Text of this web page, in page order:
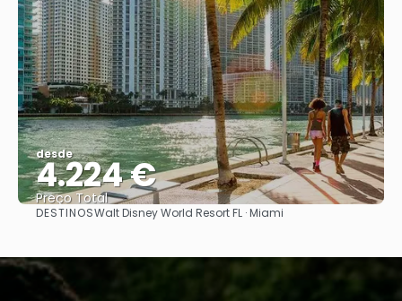
desde
4.224 €
Preço Total
Vejo
DESTINOSWalt Disney World Resort FL · Miami